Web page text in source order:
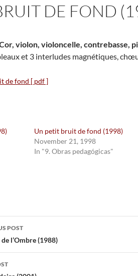
DE FOND
violon, violoncelle, contrebasse,
et 3 interludes magnétiques,
de fond [ pdf ]
Un petit bruit de fond (1998)
November 21, 1998
In "9. Obras pedagógicas"
POST
l’Ombre (1988)